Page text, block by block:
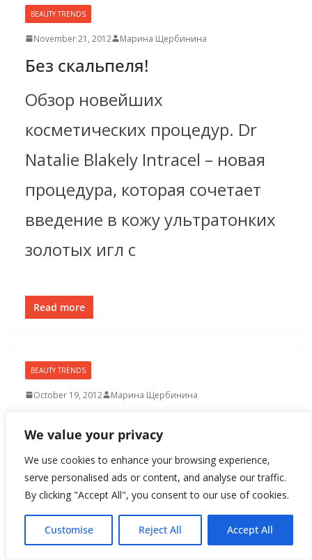
We value your privacy
We use cookies to enhance your browsing experience,
serve personalised ads or content, and analyse our traffic.
By clicking "Accept All", you consent to our use of cookies.
Customise Reject All Accept All
BEAUTY TRENDS
November 21, 2012 Марина Щербинина
Без скальпеля!
Обзор новейших
косметических процедур. Dr
Natalie Blakely Intracel – новая
процедура, которая сочетает
введение в кожу ультратонких
золотых игл с
Read more
BEAUTY TRENDS
October 19, 2012 Марина Щербинина
надежды
Октябрь – Всемирный месяц
борьбы против рака груди.
Общественные и